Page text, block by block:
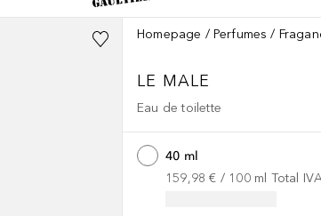
Homepage Perfumes
LE MALE
Eau de toilette
40 ml
159,98 € / 100 ml Total